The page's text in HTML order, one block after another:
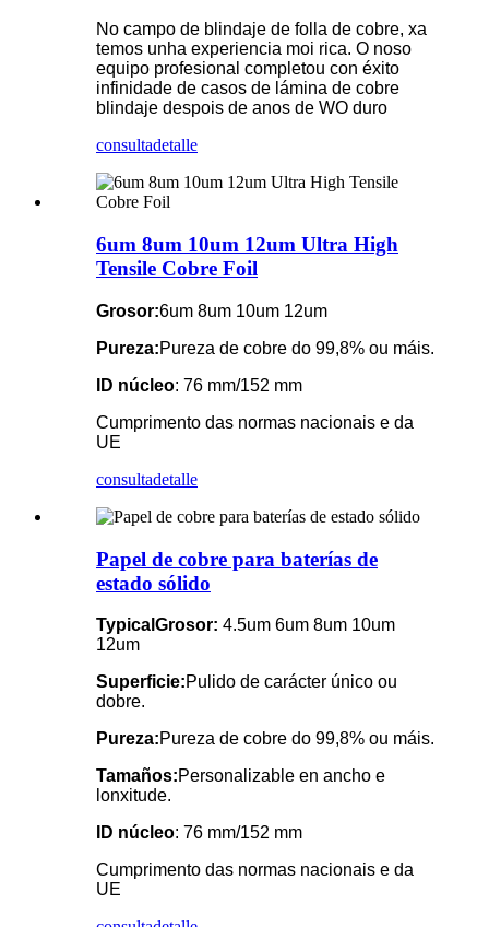
No campo de blindaje de folla de cobre, xa
temos unha experiencia moi rica. O noso
equipo profesional completou con éxito
infinidade de casos de lámina de cobre
blindaje despois de anos de WO duro
consultadetalle
6um 8um 10um 12um Ultra High
Tensile Cobre Foil
Grosor:6um 8um 10um 12um
Pureza:Pureza de cobre do 99,8% ou máis.
ID núcleo: 76 mm/152 mm
Cumprimento das normas nacionais e da
UE
consultadetalle
Papel de cobre para baterías de
estado sólido
Typical Grosor: 4.5um 6um 8um 10um
12um
Superficie:Pulido de carácter único ou
dobre.
Pureza:Pureza de cobre do 99,8% ou máis.
Tamaños:Personalizable en ancho e
lonxitude.
ID núcleo: 76 mm/152 mm
Cumprimento das normas nacionais e da
UE